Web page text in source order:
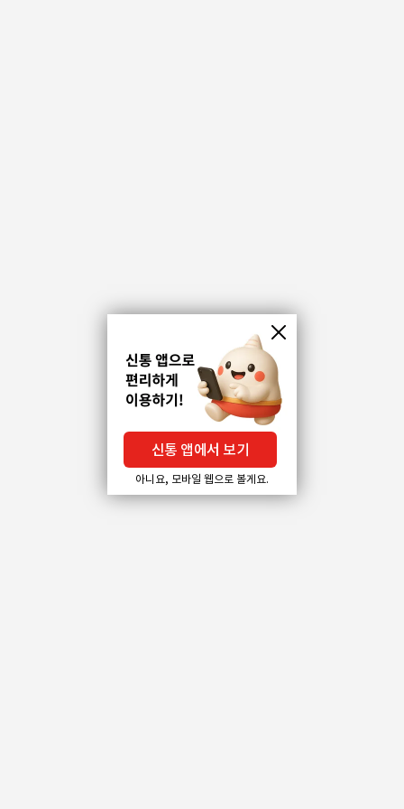
신통 앱에서 보기
아니요, 모바일 웹으로 볼게요.